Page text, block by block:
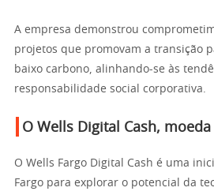
A empresa demonstrou
projetos que promovam a transição
baixo carbono, alinhando-se às
responsabilidade social corporativa.
O Wells Digital Cash, moeda
O Wells Fargo Digital Cash é uma
Fargo para explorar o potencial da